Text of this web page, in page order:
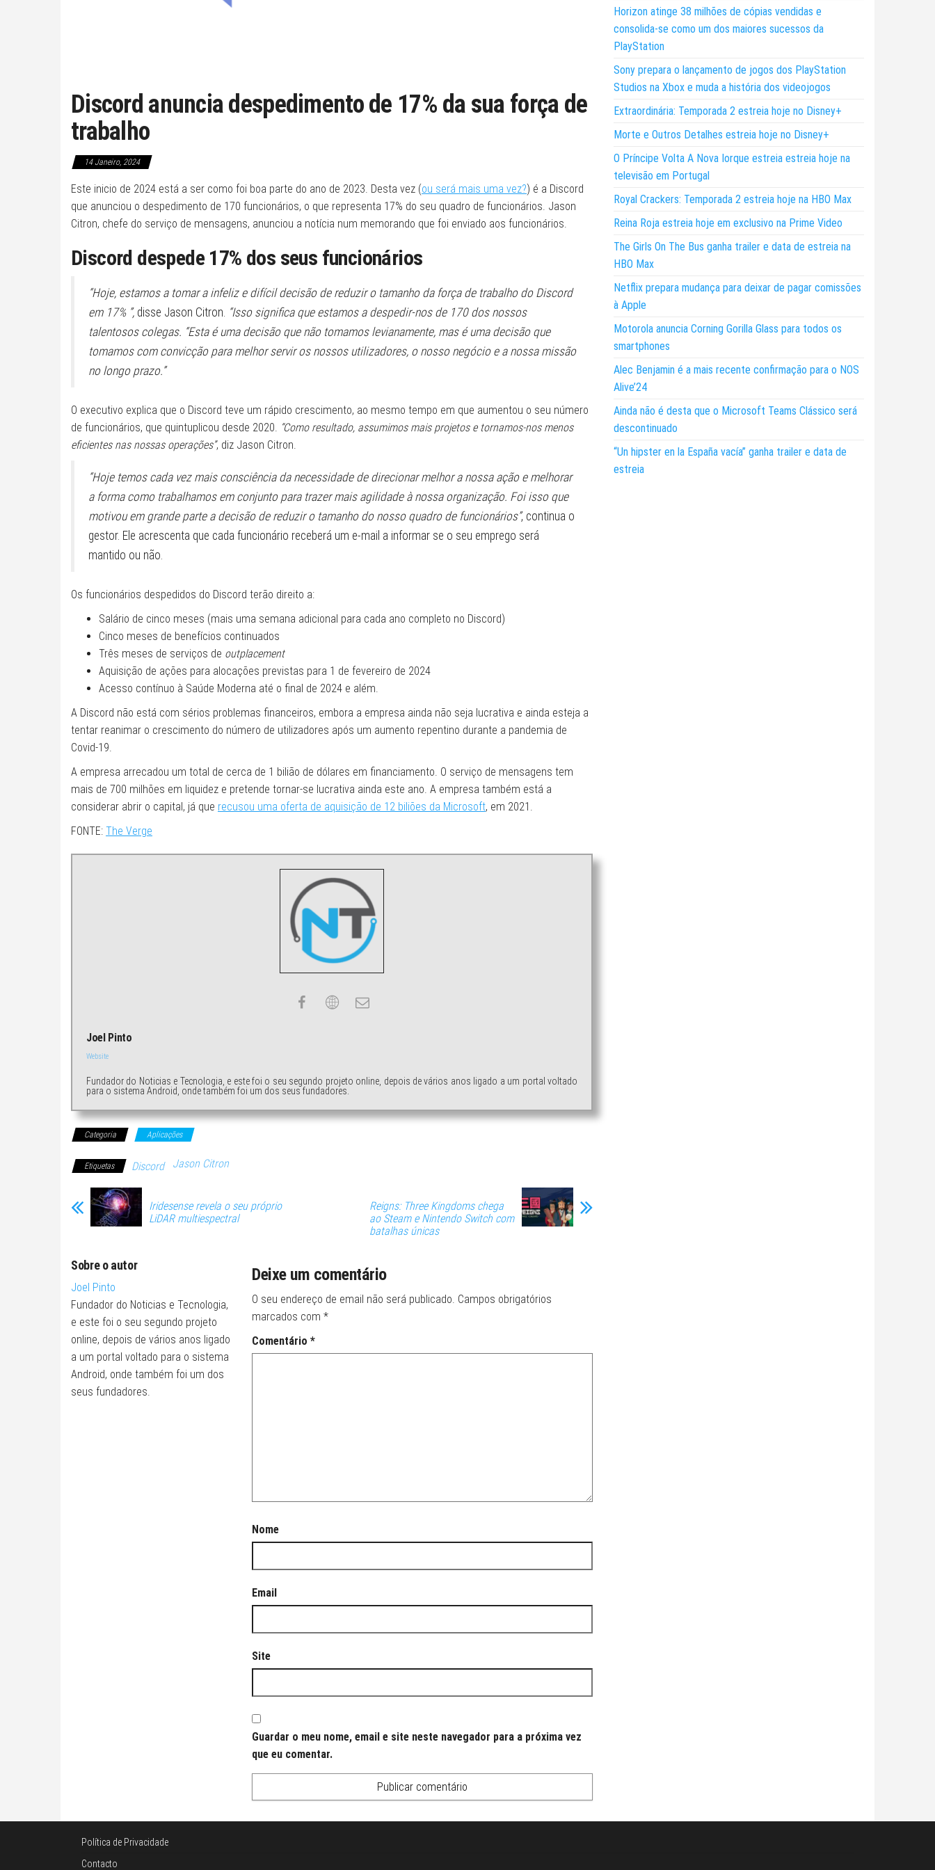
Discord anuncia despedimento de 17% da sua força de
trabalho
14 Janeiro, 2024
Este inicio de 2024 está a ser como foi boa parte do ano de 2023. Desta vez (ou será mais uma vez?) é a Discord
que anunciou o despedimento de 170 funcionários, o que representa 17% do seu quadro de funcionários. Jason
Citron, chefe do serviço de mensagens, anunciou a notícia num memorando que foi enviado aos funcionários.
Discord despede 17% dos seus funcionários
“Hoje, estamos a tomar a infeliz e difícil decisão de reduzir o tamanho da força de trabalho do Discord
em 17% ”, disse Jason Citron. “Isso significa que estamos a despedir-nos de 170 dos nossos
talentosos colegas. “Esta é uma decisão que não tomamos levianamente, mas é uma decisão que
tomamos com convicção para melhor servir os nossos utilizadores, o nosso negócio e a nossa missão
no longo prazo.”
O executivo explica que o Discord teve um rápido crescimento, ao mesmo tempo em que aumentou o seu número
de funcionários, que quintuplicou desde 2020. “Como resultado, assumimos mais projetos e tornamos-nos menos
eficientes nas nossas operações”, diz Jason Citron.
“Hoje temos cada vez mais consciência da necessidade de direcionar melhor a nossa ação e melhorar
a forma como trabalhamos em conjunto para trazer mais agilidade à nossa organização. Foi isso que
motivou em grande parte a decisão de reduzir o tamanho do nosso quadro de funcionários”, continua o
gestor. Ele acrescenta que cada funcionário receberá um e-mail a informar se o seu emprego será
mantido ou não.
Os funcionários despedidos do Discord terão direito a:
Salário de cinco meses (mais uma semana adicional para cada ano completo no Discord)
Cinco meses de benefícios continuados
Três meses de serviços de outplacement
Aquisição de ações para alocações previstas para 1 de fevereiro de 2024
Acesso contínuo à Saúde Moderna até o final de 2024 e além.
A Discord não está com sérios problemas financeiros, embora a empresa ainda não seja lucrativa e ainda esteja a
tentar reanimar o crescimento do número de utilizadores após um aumento repentino durante a pandemia de
Covid-19.
A empresa arrecadou um total de cerca de 1 bilião de dólares em financiamento. O serviço de mensagens tem
mais de 700 milhões em liquidez e pretende tornar-se lucrativa ainda este ano. A empresa também está a
considerar abrir o capital, já que recusou uma oferta de aquisição de 12 biliões da Microsoft, em 2021.
FONTE: The Verge
Joel Pinto
Website
Fundador do Noticias e Tecnologia, e este foi o seu segundo projeto online, depois de vários anos ligado a um portal voltado
para o sistema Android, onde também foi um dos seus fundadores.
Categoria Aplicações
Etiquetas Discord Jason Citron
Iridesense revela o seu próprio
LiDAR multiespectral
Reigns: Three Kingdoms chega
ao Steam e Nintendo Switch com
batalhas únicas
Sobre o autor
Joel Pinto
Fundador do Noticias e Tecnologia,
e este foi o seu segundo projeto
online, depois de vários anos ligado
a um portal voltado para o sistema
Android, onde também foi um dos
seus fundadores.
Deixe um comentário
O seu endereço de email não será publicado. Campos obrigatórios
marcados com *
Comentário *
Nome
Email
Site
Guardar o meu nome, email e site neste navegador para a próxima vez
que eu comentar.
Horizon atinge 38 milhões de cópias vendidas e
consolida-se como um dos maiores sucessos da
PlayStation
Sony prepara o lançamento de jogos dos PlayStation
Studios na Xbox e muda a história dos videojogos
Extraordinária: Temporada 2 estreia hoje no Disney+
Morte e Outros Detalhes estreia hoje no Disney+
O Príncipe Volta A Nova Iorque estreia estreia hoje na
televisão em Portugal
Royal Crackers: Temporada 2 estreia hoje na HBO Max
Reina Roja estreia hoje em exclusivo na Prime Video
The Girls On The Bus ganha trailer e data de estreia na
HBO Max
Netflix prepara mudança para deixar de pagar comissões
à Apple
Motorola anuncia Corning Gorilla Glass para todos os
smartphones
Alec Benjamin é a mais recente confirmação para o NOS
Alive’24
Ainda não é desta que o Microsoft Teams Clássico será
descontinuado
“Un hipster en la España vacía” ganha trailer e data de
estreia
Política de Privacidade
Contacto